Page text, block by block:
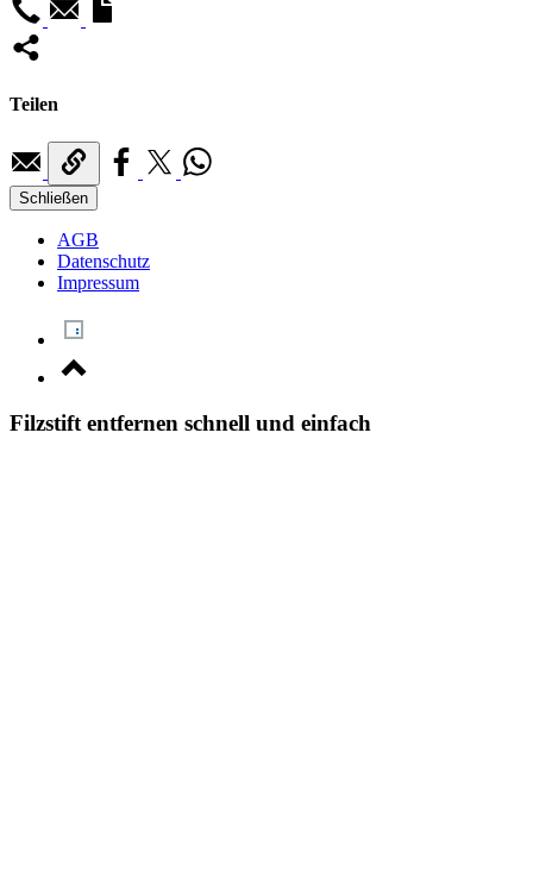
Teilen
Schließen
AGB
Datenschutz
Impressum
Filzstift entfernen schnell und einfach